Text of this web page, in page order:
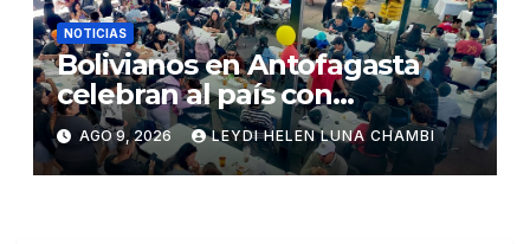
NOTICIAS
Bolivianos en Antofagasta
celebran al país con
gastronomía, folclore y un
llamado a la unidad
AGO 9, 2026 LEYDI HELEN LUNA CHAMBI